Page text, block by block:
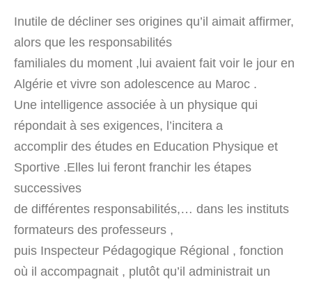
Inutile de décliner ses origines qu’il aimait affirmer,
alors que les responsabilités
familiales du moment ,lui avaient fait voir le jour en
Algérie et vivre son adolescence au Maroc .
Une intelligence associée à un physique qui
répondait à ses exigences, l’incitera a
accomplir des études en Education Physique et
Sportive .Elles lui feront franchir les étapes
successives
de différentes responsabilités,… dans les instituts
formateurs des professeurs ,
puis Inspecteur Pédagogique Régional , fonction
où il accompagnait , plutôt qu’il administrait un